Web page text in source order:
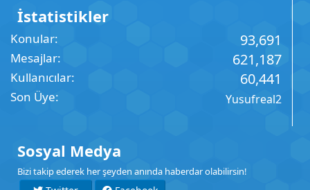
İstatistikler
Konular 93,691
Mesajlar 621,187
Kullanıcılar 60,441
Son Üye Yusufreal2
Sosyal Medya
Bizi takip ederek her şeyden anında haberdar olabilirsin!